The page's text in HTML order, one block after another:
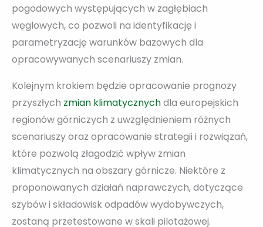
pogodowych występujących w zagłębiach
węglowych, co pozwoli na identyfikację i
parametryzację warunków bazowych dla
opracowywanych scenariuszy zmian.
Kolejnym krokiem będzie opracowanie prognozy
przyszłych zmian klimatycznychdla europejskich
regionów górniczych z uwzględnieniem różnych
scenariuszy oraz opracowanie strategii i rozwiązań,
które pozwolą złagodzić wpływ zmian
klimatycznych na obszary górnicze. Niektóre z
proponowanych działań naprawczych, dotyczące
szybów i składowisk odpadów wydobywczych,
zostaną przetestowane w skali pilotażowej.